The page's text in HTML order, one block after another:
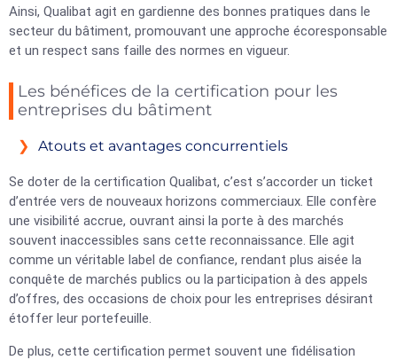
Ainsi, Qualibat agit en gardienne des bonnes pratiques dans le
secteur du bâtiment, promouvant une approche écoresponsable
et un respect sans faille des normes en vigueur.
Les bénéfices de la certification pour les
entreprises du bâtiment
Atouts et avantages concurrentiels
Se doter de la certification Qualibat, c’est s’accorder un ticket
d’entrée vers de nouveaux horizons commerciaux. Elle confère
une visibilité accrue, ouvrant ainsi la porte à des marchés
souvent inaccessibles sans cette reconnaissance. Elle agit
comme un véritable label de confiance, rendant plus aisée la
conquête de marchés publics ou la participation à des appels
d’offres, des occasions de choix pour les entreprises désirant
étoffer leur portefeuille.
De plus, cette certification permet souvent une fidélisation